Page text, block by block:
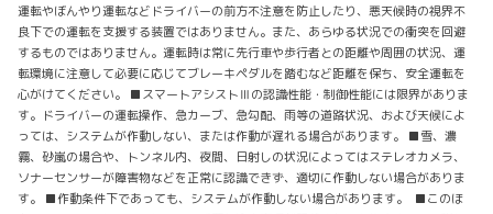
運転やぼんやり運転などドライバーの前方不注意を防止したり、悪天候時の視界不
良下での運転を支援する装置ではありません。また、あらゆる状況での衝突を回避
するものではありません。運転時は常に先行車や歩行者との距離や周囲の状況、運
転環境に注意して必要に応じてブレーキペダルを踏むなど距離を保ち、安全運転を
心がけてください。 ■スマートアシストⅢの認識性能・制御性能には限界がありま
す。ドライバーの運転操作、急カーブ、急勾配、雨等の道路状況、および天候によ
っては、システムが作動しない、または作動が遅れる場合があります。 ■雪、濃
霧、砂嵐の場合や、トンネル内、夜間、日射しの状況によってはステレオカメラ、
ソナーセンサーが障害物などを正常に認識できず、適切に作動しない場合がありま
す。 ■作動条件下であっても、システムが作動しない場合があります。 ■このほ